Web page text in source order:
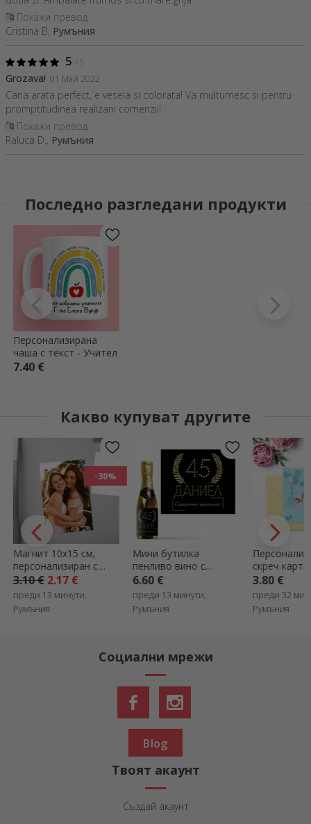
Покажи превод
Cristina B, Румъния
5 / 5
Grozava! 01 Май 2022
Cana arata perfect, e vesela si colorata! Va multumesc si pentru
promptitudinea realizarii comenzii!
Покажи превод
Raluca D., Румъния
Последно разгледани продукти
Персонализирана
чаша с текст - Учител
7.40 €
Какво купуват другите
-30%
Магнит 10x15 см,
персонализиран с
фотография
3.10 €2.17 €
преди 13 минути,
Румъния
Мини бутилка
пенливо вино с
персонализиран текст
за рожден ден -
Златно
6.60 €
преди 13 минути,
Румъния
скреч карта
послание -
3.80 €
преди 32
Румъния
Социални мрежи
Blog
Твоят акаунт
Създай акаунт